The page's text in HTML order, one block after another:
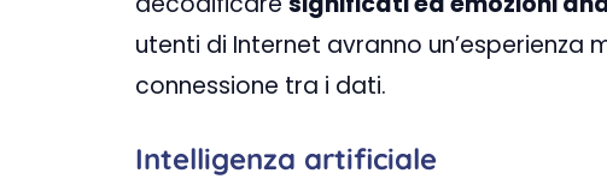
utenti di Internet avranno un’esperienza
connessione tra i dati.
Intelligenza artificiale